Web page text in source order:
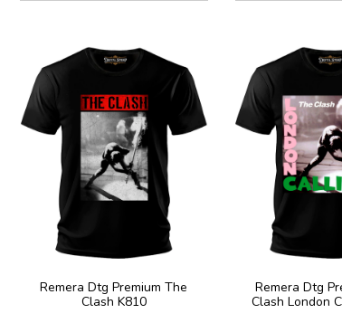
Remera Dtg Premium The
Clash K810
Remera Dtg
Clash London